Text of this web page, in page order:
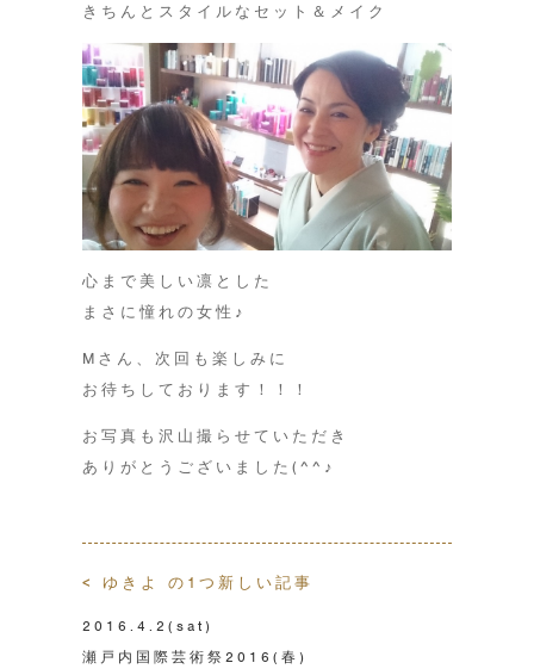
きちんとスタイルなセット＆メイク
心まで美しい凛とした
まさに憧れの女性♪
Mさん、次回も楽しみに
お待ちしております！！！
お写真も沢山撮らせていただき
ありがとうございました(^^♪
< ゆきよ の1つ新しい記事
2016.4.2 (sat)
瀬戸内国際芸術祭2016(春)